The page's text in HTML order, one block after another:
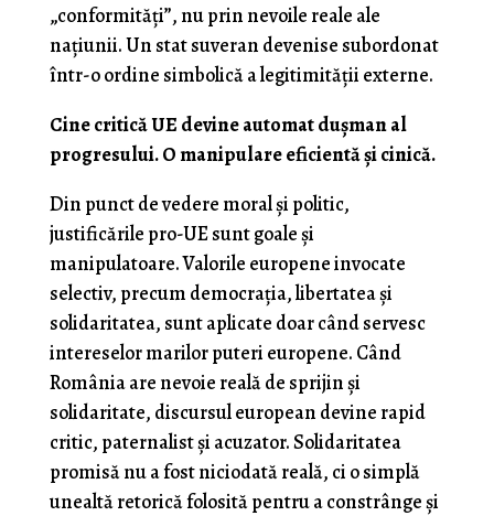
„conformități”, nu prin nevoile reale ale
națiunii. Un stat suveran devenise subordonat
într-o ordine simbolică a legitimității externe.
Cine critică UE devine automat dușman al
progresului. O manipulare eficientă și cinică.
Din punct de vedere moral și politic,
justificările pro-UE sunt goale și
manipulatoare. Valorile europene invocate
selectiv, precum democrația, libertatea și
solidaritatea, sunt aplicate doar când servesc
intereselor marilor puteri europene. Când
România are nevoie reală de sprijin și
solidaritate, discursul european devine rapid
critic, paternalist și acuzator. Solidaritatea
promisă nu a fost niciodată reală, ci o simplă
unealtă retorică folosită pentru a constrânge și